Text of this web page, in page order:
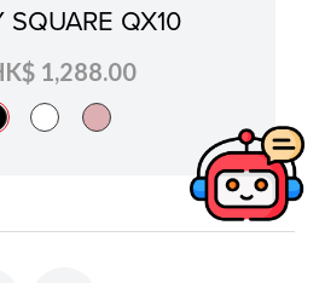
SQUARE QX10
1,288.00